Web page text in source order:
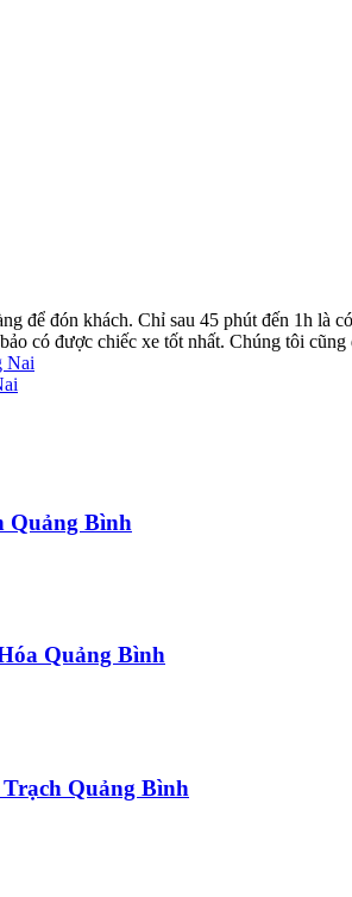
để đón khách. Chỉ sau 45 phút đến 1h là
có được chiếc xe tốt nhất. Chúng tôi cũng
Nai
Quảng Bình
Quảng Bình
Quảng Bình